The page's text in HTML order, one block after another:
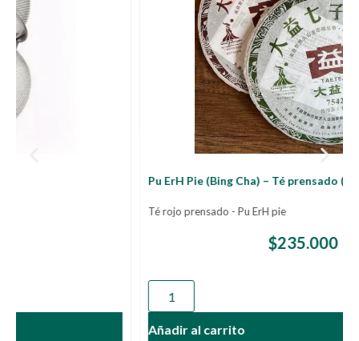
Pu ErH Pie (Bing Cha) – Té prensado (357 grs)
Té rojo prensado - Pu ErH pie